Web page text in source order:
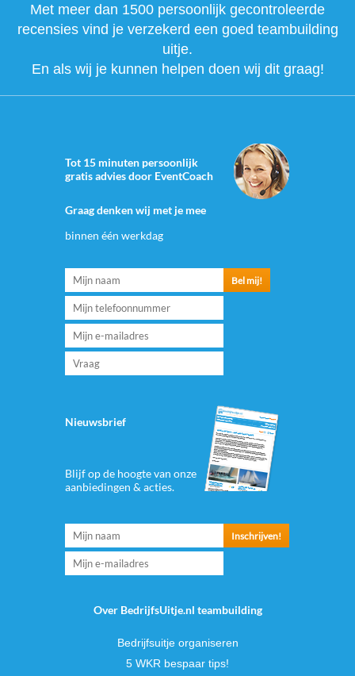
Met meer dan 1500 persoonlijk gecontroleerde
recensies vind je verzekerd een goed teambuilding
uitje.
En als wij je kunnen helpen doen wij dit graag!
Tot 15 minuten persoonlijk
gratis advies door EventCoach
Graag denken wij met je mee
binnen één werkdag
Nieuwsbrief
Blijf op de hoogte van onze
aanbiedingen & acties.
Over BedrijfsUitje.nl teambuilding
Bedrijfsuitje organiseren
5 WKR bespaar tips!